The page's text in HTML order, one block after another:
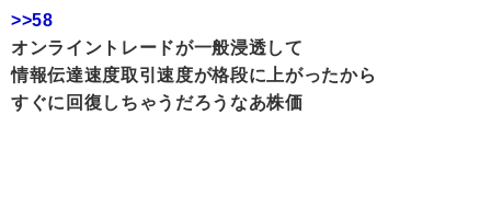
>>58
オンライントレードが一般浸透して
情報伝達速度取引速度が格段に上がったから
すぐに回復しちゃうだろうなあ株価